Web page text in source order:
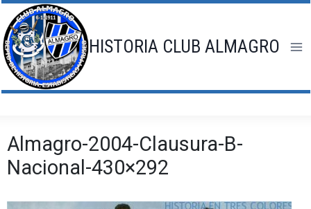
Saltar
al
contenido
HISTORIA CLUB ALMAGRO
Almagro-2004-Clausura-B-
Nacional-430×292